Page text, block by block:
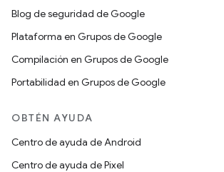
Blog de seguridad de Google
Plataforma en Grupos de Google
Compilación en Grupos de Google
Portabilidad en Grupos de Google
OBTÉN AYUDA
Centro de ayuda de Android
Centro de ayuda de Pixel